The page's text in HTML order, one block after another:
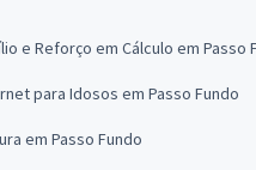
e Reforço em Cálculo em Passo
para Idosos em Passo Fundo
em Passo Fundo